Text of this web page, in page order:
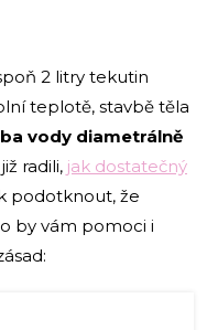
2 litry tekutin
teplotě, stavbě těla
vody diametrálně
radili, jak dostatečný
podotknout, že
by vám pomoci i